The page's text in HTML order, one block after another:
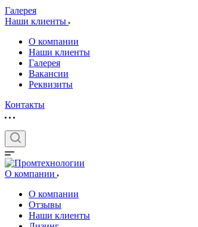
Галерея
Наши клиенты
О компании
Наши клиенты
Галерея
Вакансии
Реквизиты
Контакты
О компании
О компании
Отзывы
Наши клиенты